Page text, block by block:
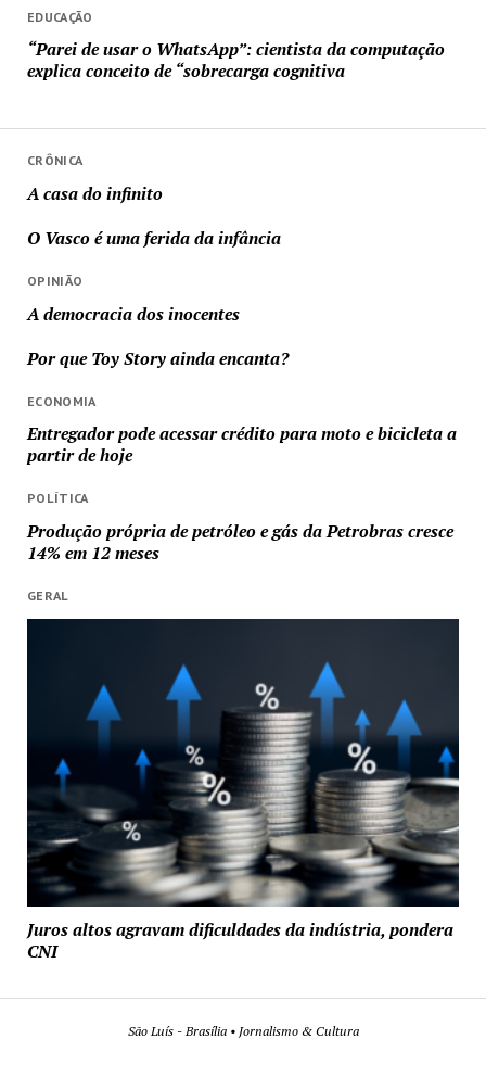
EDUCAÇÃO
“Parei de usar o WhatsApp”: cientista da computação
explica conceito de “sobrecarga cognitiva
CRÔNICA
A casa do infinito
O Vasco é uma ferida da infância
OPINIÃO
A democracia dos inocentes
Por que Toy Story ainda encanta?
ECONOMIA
Entregador pode acessar crédito para moto e bicicleta a
partir de hoje
POLÍTICA
Produção própria de petróleo e gás da Petrobras cresce
14% em 12 meses
GERAL
Juros altos agravam dificuldades da indústria, pondera
CNI
São Luís - Brasília • Jornalismo & Cultura